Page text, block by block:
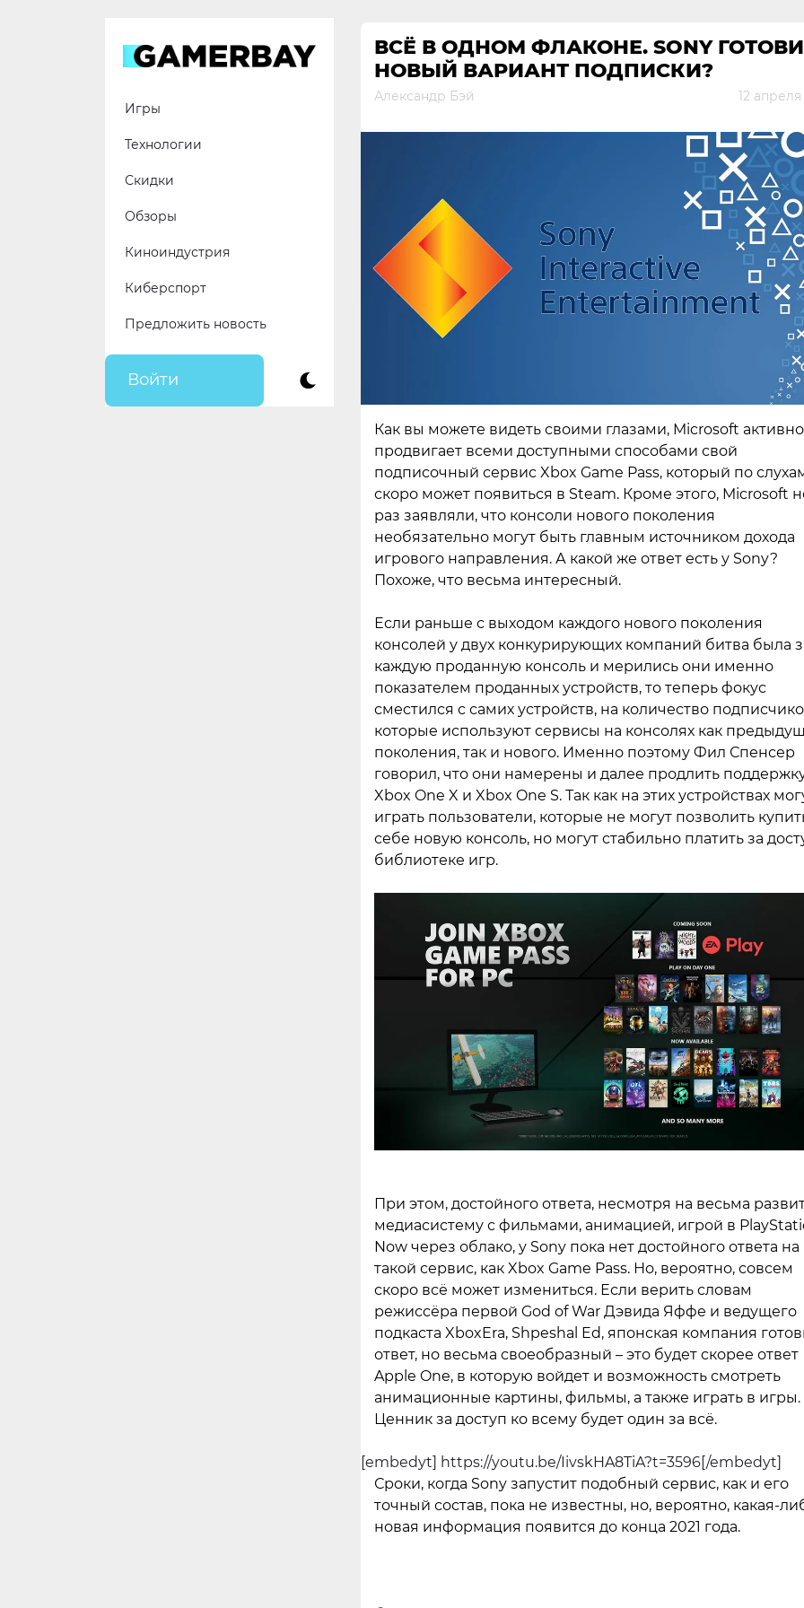
Игры
Технологии
Скидки
Обзоры
Киноиндустрия
Киберспорт
Предложить новость
Войти
ВСЁ В ОДНОМ ФЛАКОНЕ. SONY
НОВЫЙ ВАРИАНТ ПОДПИСКИ?
Александр Бэй 12 апреля
Как вы можете видеть своими глазами, Microsoft активно
продвигает всеми доступными способами свой
подписочный сервис Xbox Game Pass, который по
скоро может появиться в Steam. Кроме этого, Microsoft
раз заявляли, что консоли нового поколения
необязательно могут быть главным источником дохода
игрового направления. А какой же ответ есть у Sony?
Похоже, что весьма интересный.
Если раньше с выходом каждого нового поколения
консолей у двух конкурирующих компаний битва была
каждую проданную консоль и мерились они именно
показателем проданных устройств, то теперь фокус
сместился с самих устройств, на количество
которые используют сервисы на консолях как
поколения, так и нового. Именно поэтому Фил Спенсер
говорил, что они намерены и далее продлить
Xbox One X и Xbox One S. Так как на этих устройствах
играть пользователи, которые не могут позволить
себе новую консоль, но могут стабильно платить за
библиотеке игр.
При этом, достойного ответа, несмотря на весьма
медиасистему с фильмами, анимацией, игрой в
Now через облако, у Sony пока нет достойного ответа на
такой сервис, как Xbox Game Pass. Но, вероятно, совсем
скоро всё может измениться. Если верить словам
режиссёра первой God of War Дэвида Яффе и ведущего
подкаста XboxEra, Shpeshal Ed, японская компания
ответ, но весьма своеобразный – это будет скорее ответ
Apple One, в которую войдет и возможность смотреть
анимационные картины, фильмы, а также играть в игры.
Ценник за доступ ко всему будет один за всё.
[embedyt] https://youtu.be/IivskHA8TiA?t=3596[/embedyt]
Сроки, когда Sony запустит подобный сервис, как и его
точный состав, пока не известны, но, вероятно, какая-
новая информация появится до конца 2021 года.